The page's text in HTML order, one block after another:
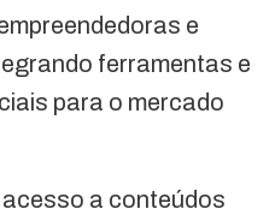
e
ferramentas e
para o mercado
a conteúdos